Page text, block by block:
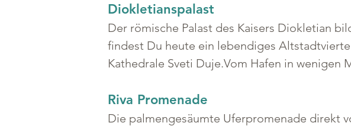
Diokletianspalast
Der römische Palast des Kaisers Diokletian
findest Du heute ein lebendiges
Kathedrale Sveti Duje.Vom Hafen in wenigen
Riva Promenade
Die palmengesäumte Uferpromenade direkt